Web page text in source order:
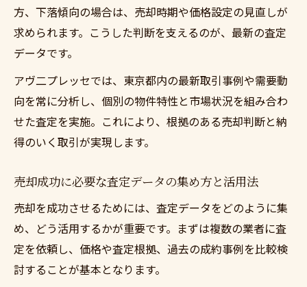
方、下落傾向の場合は、売却時期や価格設定の見直しが
求められます。こうした判断を支えるのが、最新の査定
データです。
アヴ二プレッセでは、東京都内の最新取引事例や需要動
向を常に分析し、個別の物件特性と市場状況を組み合わ
せた査定を実施。これにより、根拠のある売却判断と納
得のいく取引が実現します。
売却成功に必要な査定データの集め方と活用法
売却を成功させるためには、査定データをどのように集
め、どう活用するかが重要です。まずは複数の業者に査
定を依頼し、価格や査定根拠、過去の成約事例を比較検
討することが基本となります。